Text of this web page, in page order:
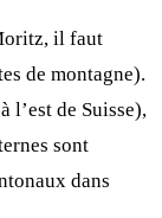
il faut
de montagne).
l’est de Suisse),
sont
dans